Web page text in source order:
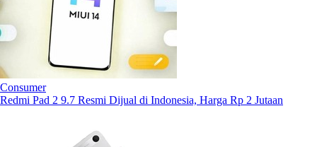
Consumer
Redmi Pad 2 9.7 Resmi Dijual di Indonesia, Harga Rp 2 Jutaan